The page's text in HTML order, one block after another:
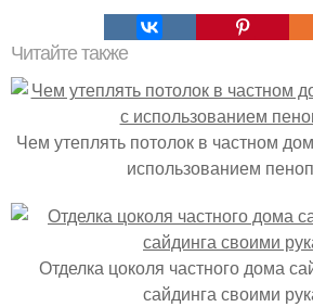
Читайте также
Чем утеплять потолок в частном
использованием
Отделка цоколя частного дома
сайдинга своими